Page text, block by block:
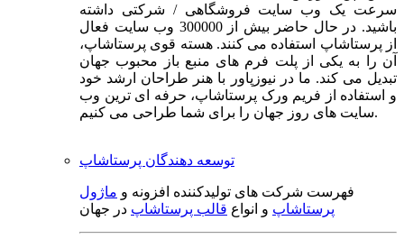
سرعت یک وب سایت فروشگاهی / شرکتی داشته
باشید. در حال حاضر بیش از 300000 وب سایت فعال
از پرستاشاپ استفاده می کنند. هسته قوی پرستاشاپ،
آن را به یکی از پلت فرم های منبع باز محبوب جهان
تبدیل می کند. ما در نیوزپاور با هنر طراحان ارشد خود
و استفاده از فریم ورک پرستاشاپ، حرفه ای ترین وب
سایت های روز جهان را برای شما طراحی می کنیم.
توسعه دهندگان پرستاشاپ
فهرست شرکت های تولیدکننده افزونه و ماژول
پرستاشاپ و انواع قالب پرستاشاپ در جهان